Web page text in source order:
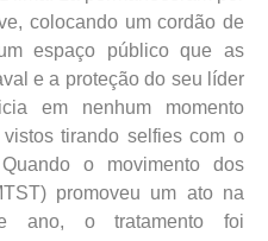
colocando um cordão de
espaço público que as
e a proteção do seu líder
em nenhum momento
tirando selfies com o
o movimento dos
promoveu um ato na
ano, o tratamento foi